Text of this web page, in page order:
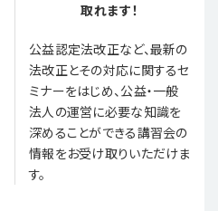
取れます！
公益認定法改正など、最新の
法改正とその対応に関するセ
ミナーをはじめ、公益・一般
法人の運営に必要な知識を
深めることができる講習会の
情報をお受け取りいただけま
す。